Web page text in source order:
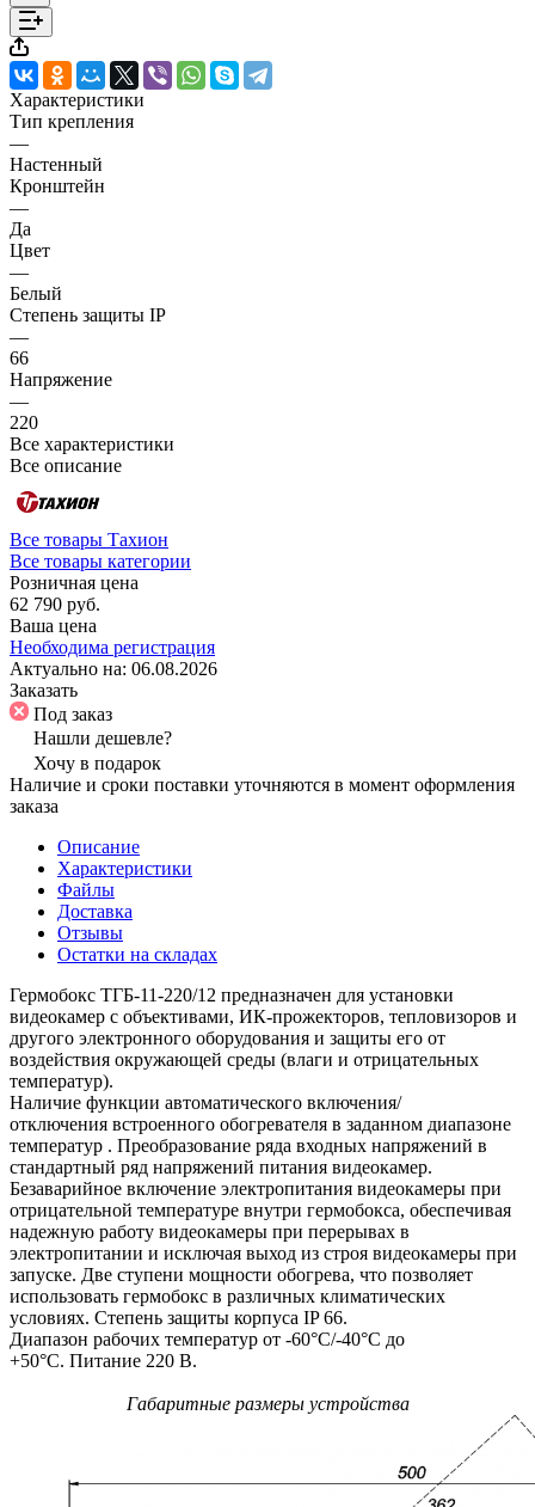
Характеристики
Тип крепления
—
Настенный
Кронштейн
—
Да
Цвет
—
Белый
Степень защиты IP
—
66
Напряжение
—
220
Все характеристики
Все описание
Все товары Тахион
Все товары категории
Розничная цена
62 790 руб.
Ваша цена
Необходима регистрация
Актуально на: 06.08.2026
Заказать
Под заказ
Нашли дешевле?
Хочу в подарок
Наличие и сроки поставки уточняются в момент оформления
заказа
Описание
Характеристики
Файлы
Доставка
Отзывы
Остатки на складах
Гермобокс ТГБ-11-220/12 предназначен для установки
видеокамер с объективами, ИК-прожекторов, тепловизоров и
другого электронного оборудования и защиты его от
воздействия окружающей среды (влаги и отрицательных
температур).
Наличие функции автоматического включения/
отключения встроенного обогревателя в заданном диапазоне
температур . Преобразование ряда входных напряжений в
стандартный ряд напряжений питания видеокамер.
Безаварийное включение электропитания видеокамеры при
отрицательной температуре внутри гермобокса, обеспечивая
надежную работу видеокамеры при перерывах в
электропитании и исключая выход из строя видеокамеры при
запуске. Две ступени мощности обогрева, что позволяет
использовать гермобокс в различных климатических
условиях. Степень защиты корпуса IP 66.
Диапазон рабочих температур от -60°С/-40°С до
+50°C. Питание 220 В.
Габаритные размеры устройства